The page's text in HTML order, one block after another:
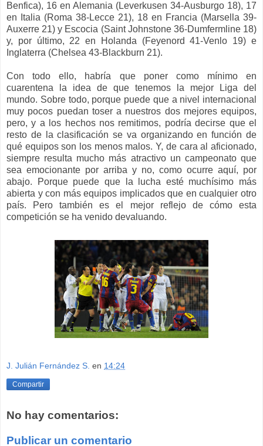
Benfica), 16 en Alemania (Leverkusen 34-Ausburgo 18), 17
en Italia (Roma 38-Lecce 21), 18 en Francia (Marsella 39-
Auxerre 21) y Escocia (Saint Johnstone 36-Dumfermline 18)
y, por último, 22 en Holanda (Feyenord 41-Venlo 19) e
Inglaterra (Chelsea 43-Blackburn 21).
Con todo ello, habría que poner como mínimo en
cuarentena la idea de que tenemos la mejor Liga del
mundo. Sobre todo, porque puede que a nivel internacional
muy pocos puedan toser a nuestros dos mejores equipos,
pero, y a los hechos nos remitimos, podría decirse que el
resto de la clasificación se va organizando en función de
qué equipos son los menos malos. Y, de cara al aficionado,
siempre resulta mucho más atractivo un campeonato que
sea emocionante por arriba y no, como ocurre aquí, por
abajo. Porque puede que la lucha esté muchísimo más
abierta y con más equipos implicados que en cualquier otro
país. Pero también es el mejor reflejo de cómo esta
competición se ha venido devaluando.
J. Julián Fernández S. en 14:24
Compartir
No hay comentarios:
Publicar un comentario